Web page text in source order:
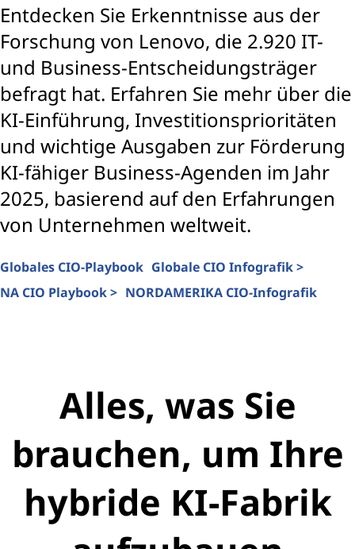
Entdecken Sie Erkenntnisse aus der
Forschung von Lenovo, die 2.920 IT-
und Business-Entscheidungsträger
befragt hat. Erfahren Sie mehr über die
KI-Einführung, Investitionsprioritäten
und wichtige Ausgaben zur Förderung
KI-fähiger Business-Agenden im Jahr
2025, basierend auf den Erfahrungen
von Unternehmen weltweit.
Globales CIO-Playbook Globale CIO Infografik >
NA CIO Playbook > NORDAMERIKA CIO-Infografik
Alles, was Sie
brauchen, um Ihre
hybride KI-Fabrik